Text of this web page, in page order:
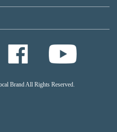
Brand All Rights Reserved.